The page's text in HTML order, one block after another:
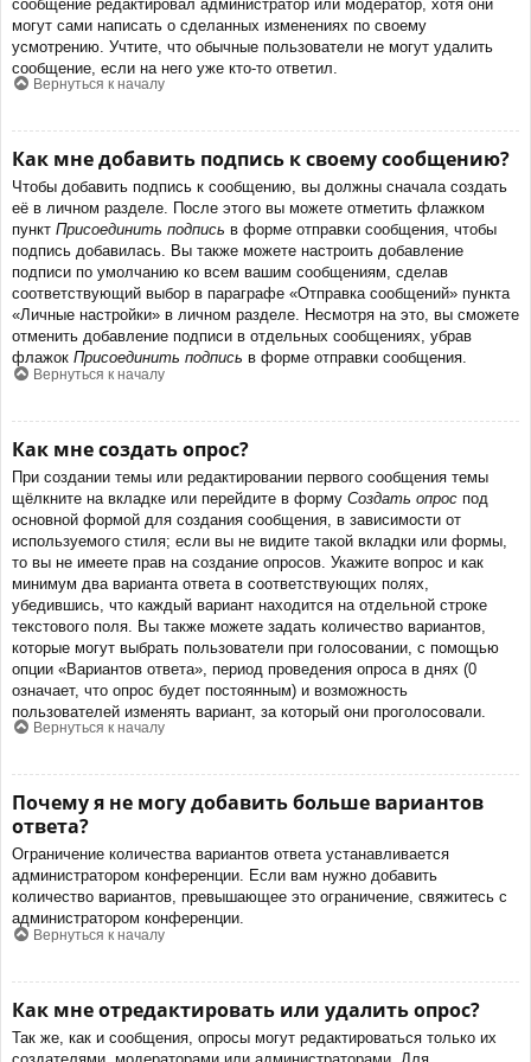
сообщение редактировал администратор или модератор, хотя они
могут сами написать о сделанных изменениях по своему
усмотрению. Учтите, что обычные пользователи не могут удалить
сообщение, если на него уже кто-то ответил.
Вернуться к началу
Как мне добавить подпись к своему сообщению?
Чтобы добавить подпись к сообщению, вы должны сначала создать
её в личном разделе. После этого вы можете отметить флажком
пункт Присоединить подпись в форме отправки сообщения, чтобы
подпись добавилась. Вы также можете настроить добавление
подписи по умолчанию ко всем вашим сообщениям, сделав
соответствующий выбор в параграфе «Отправка сообщений» пункта
«Личные настройки» в личном разделе. Несмотря на это, вы сможете
отменить добавление подписи в отдельных сообщениях, убрав
флажок Присоединить подпись в форме отправки сообщения.
Вернуться к началу
Как мне создать опрос?
При создании темы или редактировании первого сообщения темы
щёлкните на вкладке или перейдите в форму Создать опрос под
основной формой для создания сообщения, в зависимости от
используемого стиля; если вы не видите такой вкладки или формы,
то вы не имеете прав на создание опросов. Укажите вопрос и как
минимум два варианта ответа в соответствующих полях,
убедившись, что каждый вариант находится на отдельной строке
текстового поля. Вы также можете задать количество вариантов,
которые могут выбрать пользователи при голосовании, с помощью
опции «Вариантов ответа», период проведения опроса в днях (0
означает, что опрос будет постоянным) и возможность
пользователей изменять вариант, за который они проголосовали.
Вернуться к началу
Почему я не могу добавить больше вариантов
ответа?
Ограничение количества вариантов ответа устанавливается
администратором конференции. Если вам нужно добавить
количество вариантов, превышающее это ограничение, свяжитесь с
администратором конференции.
Вернуться к началу
Как мне отредактировать или удалить опрос?
Так же, как и сообщения, опросы могут редактироваться только их